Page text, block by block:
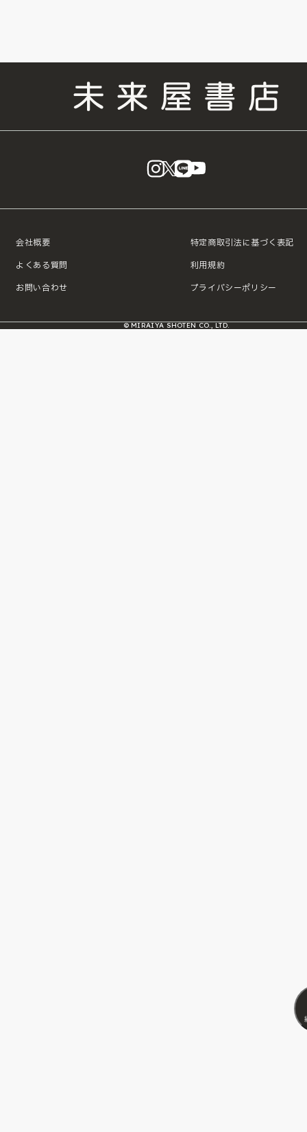
instagram
X LINE
会社概要
よくある質問
お問い合わせ
特定商取引法に基づく表記
利用規約
プライバシーポリシー
© MIRAIYA SHOTEN CO., LTD.